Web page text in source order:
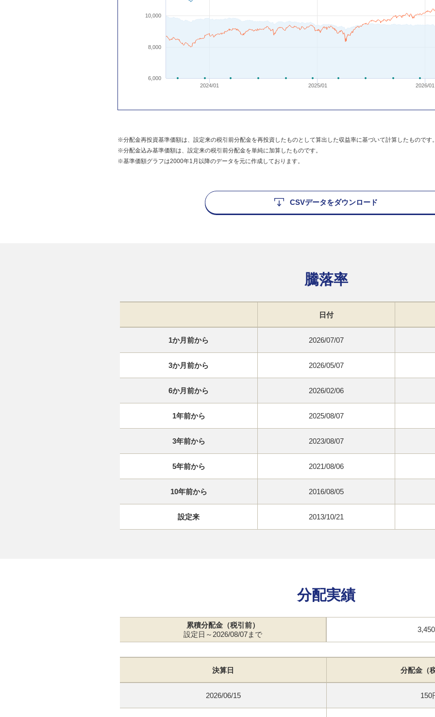
2024/01 2025/01 2026/01
6,000
8,000
10,000
※分配金再投資基準価額は、設定来の税引前分配金を再投資したものとして算出した収益率に基づいて計算したものです。
※分配金込み基準価額は、設定来の税引前分配金を単純に加算したものです。
※基準価額グラフは2000年1月以降のデータを元に作成しております。
CSVデータをダウンロード
騰落率
日付
1か月前から 2026/07/07
3か月前から 2026/05/07
6か月前から 2026/02/06
1年前から 2025/08/07
3年前から 2023/08/07
5年前から 2021/08/06
10年前から 2016/08/05
設定来 2013/10/21
分配実績
累積分配金（税引前）
設定日～2026/08/07まで
決算日 分配金（
2026/06/15 150